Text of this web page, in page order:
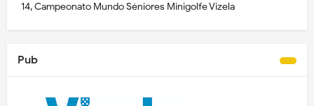
14, Campeonato Mundo Séniores Minigolfe Vizela
Pub